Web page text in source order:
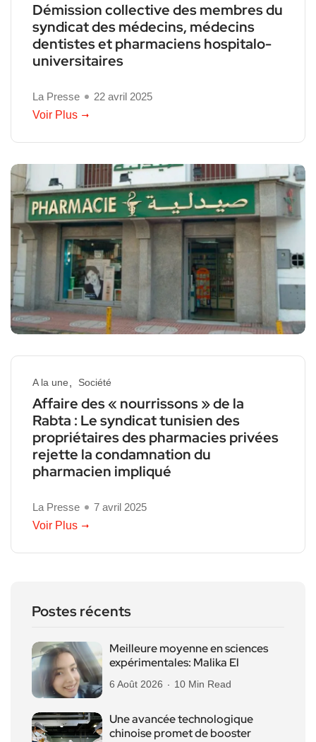
Démission collective des membres du
syndicat des médecins, médecins
dentistes et pharmaciens hospitalo-
universitaires
La Presse
22 avril 2025
Voir Plus
A la une Société
Affaire des « nourrissons » de la
Rabta : Le syndicat tunisien des
propriétaires des pharmacies privées
rejette la condamnation du
pharmacien impliqué
La Presse
7 avril 2025
Voir Plus
Postes récents
Meilleure moyenne en sciences
expérimentales: Malika El
6 Août 2026 10 Min Read
Une avancée technologique
chinoise promet de booster